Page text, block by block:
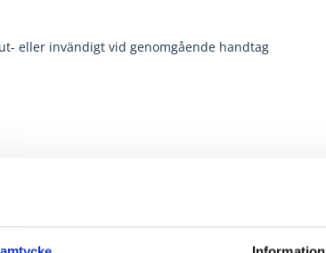
eller invändigt vid genomgående handtag